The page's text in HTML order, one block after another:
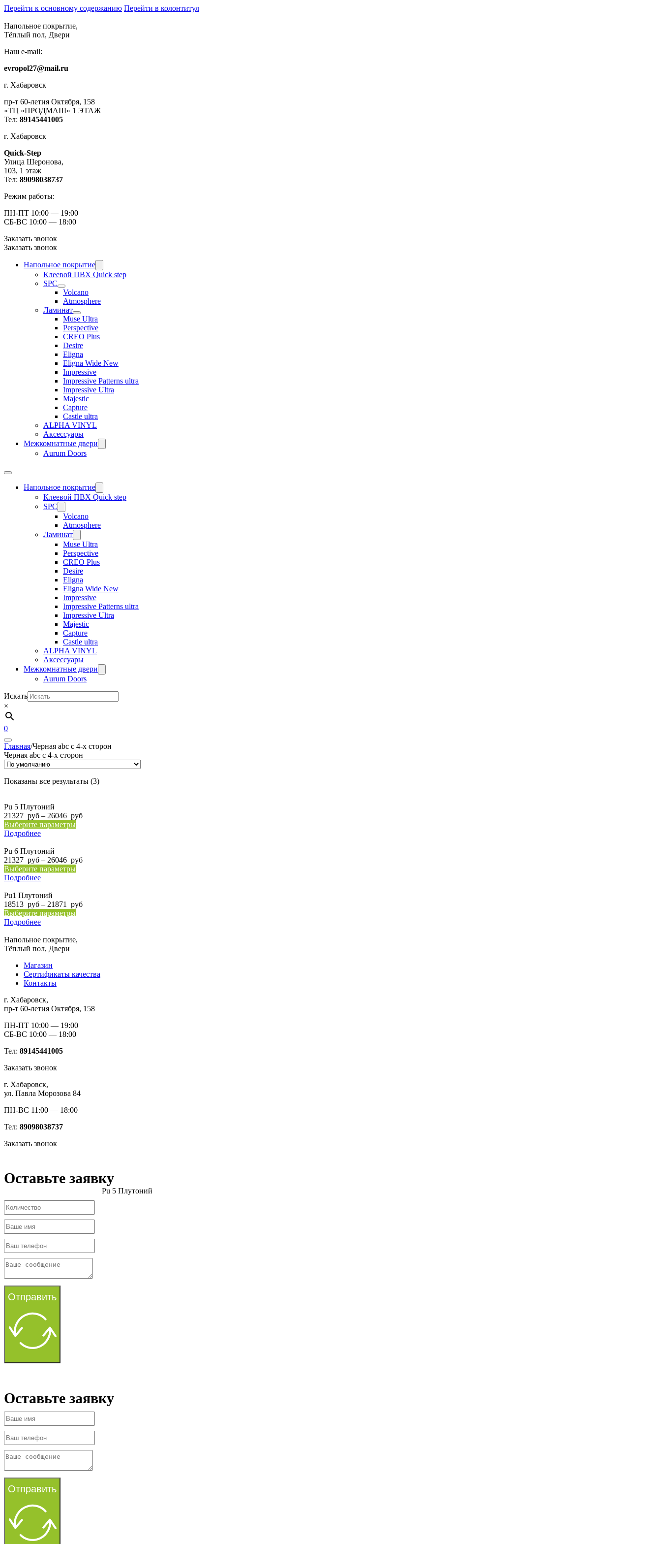
Перейти к основному содержанию Перейти в колонтитул
Напольное покрытие,
Тёплый пол, Двери
Наш e-mail:
evropol27@mail.ru
г. Хабаровск
пр-т 60-летия Октября, 158
«ТЦ «ПРОДМАШ» 1 ЭТАЖ
Тел: 89145441005
г. Хабаровск
Quick-Step
​Улица Шеронова,
103, ​1 этаж
Тел: 89098038737
Режим работы:
ПН-ПТ 10:00 — 19:00
СБ-ВС 10:00 — 18:00
Заказать звонок
Заказать звонок
Напольное покрытие
Клеевой ПВХ Quick step
SPC
Volcano
Atmosphere
Ламинат
Muse Ultra
Perspective
CREO Plus
Desire
Eligna
Eligna Wide New
Impressive
Impressive Patterns ultra
Impressive Ultra
Majestic
Capture
Castle ultra
ALPHA VINYL
Аксессуары
Межкомнатные двери
Aurum Doors
Напольное покрытие
Клеевой ПВХ Quick step
SPC
Volcano
Atmosphere
Ламинат
Muse Ultra
Perspective
CREO Plus
Desire
Eligna
Eligna Wide New
Impressive
Impressive Patterns ultra
Impressive Ultra
Majestic
Capture
Castle ultra
ALPHA VINYL
Аксессуары
Межкомнатные двери
Aurum Doors
Искать
×
0
Главная/Черная abc с 4-х сторон
Черная abc с 4-х сторон
Показаны все результаты (3)
Pu 5 Плутоний
21327 руб – 26046 рубДиапазон
26046
Выберите параметрыЭтот
вариаций.
Опции
странице
товара.
Подробнее
Pu 6 Плутоний
21327 руб – 26046 рубДиапазон
26046
Выберите параметрыЭтот
вариаций.
Опции
на
Подробнее
Pu1 Плутоний
18513 руб – 21871 рубДиапазон
Выберите параметрыЭтот
несколько
выбрать
Подробнее
Напольное покрытие,
Тёплый пол, Двери
Магазин
Сертификаты качества
Контакты
г. Хабаровск,
пр-т 60-летия Октября, 158
ПН-ПТ 10:00 — 19:00
СБ-ВС 10:00 — 18:00
Тел: 89145441005
Заказать звонок
г. Хабаровск,
ул. Павла Морозова 84
ПН-ВС 11:00 — 18:00
Тел: 89098038737
Заказать звонок
Оставьте заявку
Pu 5 Плутоний
Отправить
Оставьте заявку
Отправить